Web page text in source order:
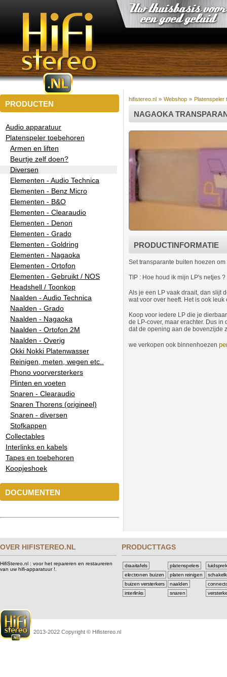
PRODUCTEN
Audio apparatuur
Platenspeler toebehoren
Armen en liften
Beurtje zelf doen?
Diversen
Elementen - Audio Technica
Elementen - Benz Micro
Elementen - B&O
Elementen - Clearaudio
Elementen - Denon
Elementen - Grado
Elementen - Goldring
Elementen - Nagaoka
Elementen - Ortofon
Elementen - Gebruikt / NOS
Headshell / Toonkop
Naalden - Audio Technica
Naalden - Grado
Naalden - Nagaoka
Naalden - Ortofon 2M
Naalden - Overig
Okki Nokki Platenwasser
Reinigen, meten, wegen etc..
Phono voorversterkers
Plinten en voeten
Snaren - Clearaudio
Snaren Thorens (origineel)
Snaren - diversen
Stofkappen
Collectables
Interlinks en kabels
Tapes en toebehoren
Koopjeshoek
DOCUMENTEN
hifistereo.nl » Webshop » Platenspeler
NAGAOKA
PRODUCTINFORMATIE
Set transparante buiten hoezen
TIP : Hoe houd ik mijn LP's netjes ?
Als je een LP vaak draait, dan slijt
wat voor over heeft. Het is ook
Koop voor iedere LP die je
de LP-cover, maar erachter. Dus
dat de opening aan de bovenzijde
we verkopen ook binnenhoezen
OVER HIFISTEREO.NL
HifiStereo.nl : voor het repareren en restaureren
van uw hifi-apparatuur !.
PRODUCTTAGS
draaitafels
electronen buizen
buizen versterkers
interlinks
platenspelers
platen reinigen
naalden
snaren
2013-2022 Copyright © Hifistereo.nl